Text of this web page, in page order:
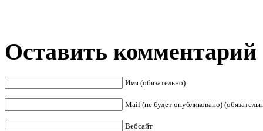
Оставить комментарий
Имя (обязательно)
Mail (не будет опубликовано)
Вебсайт